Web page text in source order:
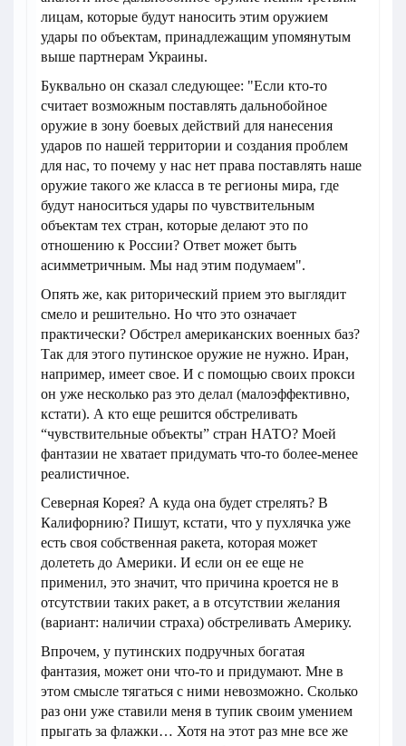
лицам, которые будут наносить этим оружием
удары по объектам, принадлежащим упомянутым
выше партнерам Украины.
Буквально он сказал следующее: "Если кто-то
считает возможным поставлять дальнобойное
оружие в зону боевых действий для нанесения
ударов по нашей территории и создания проблем
для нас, то почему у нас нет права поставлять наше
оружие такого же класса в те регионы мира, где
будут наноситься удары по чувствительным
объектам тех стран, которые делают это по
отношению к России? Ответ может быть
асимметричным. Мы над этим подумаем".
Опять же, как риторический прием это выглядит
смело и решительно. Но что это означает
практически? Обстрел американских военных баз?
Так для этого путинское оружие не нужно. Иран,
например, имеет свое. И с помощью своих прокси
он уже несколько раз это делал (малоэффективно,
кстати). А кто еще решится обстреливать
“чувствительные объекты” стран НАТО? Моей
фантазии не хватает придумать что-то более-менее
реалистичное.
Северная Корея? А куда она будет стрелять? В
Калифорнию? Пишут, кстати, что у пухлячка уже
есть своя собственная ракета, которая может
долететь до Америки. И если он ее еще не
применил, это значит, что причина кроется не в
отсутствии таких ракет, а в отсутствии желания
(вариант: наличии страха) обстреливать Америку.
Впрочем, у путинских подручных богатая
фантазия, может они что-то и придумают. Мне в
этом смысле тягаться с ними невозможно. Сколько
раз они уже ставили меня в тупик своим умением
прыгать за флажки… Хотя на этот раз мне все же